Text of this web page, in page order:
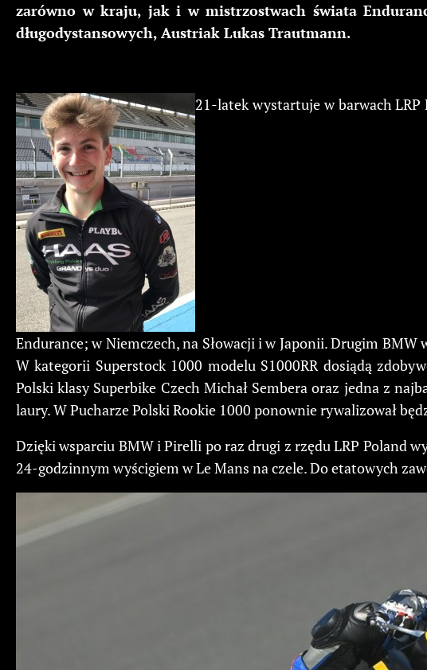
zarówno w kraju, jak i w mistrzostwach świata
długodystansowych, Austriak Lukas Trautmann.
21-latek wystartuje w barwach
Endurance; w Niemczech, na Słowacji i w Japonii. Drugim
W kategorii Superstock 1000 modelu S1000RR dosiądą
Polski klasy Superbike Czech Michał Sembera oraz jedna z
laury. W Pucharze Polski Rookie 1000 ponownie rywalizował
Dzięki wsparciu BMW i Pirelli po raz drugi z rzędu LRP Poland
24-godzinnym wyścigiem w Le Mans na czele. Do etatowych